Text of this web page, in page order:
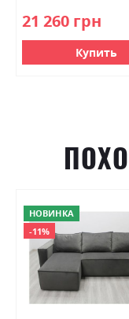
21 260 грн
Купить
НОВИНКА
-11%